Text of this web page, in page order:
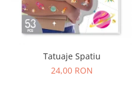
Tatuaje Spatiu
24,00 RON